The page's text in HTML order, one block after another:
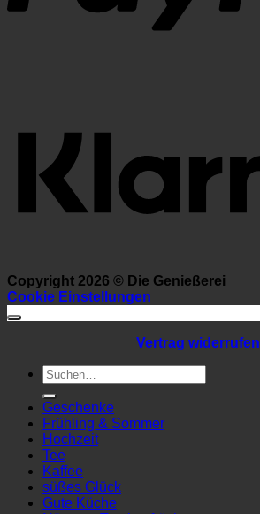
Copyright 2026 © Die Genießerei
Cookie Einstellungen
Vertrag widerrufen
Suchen
nach:
Geschenke
Frühling & Sommer
Hochzeit
Tee
Kaffee
süßes Glück
Gute Küche